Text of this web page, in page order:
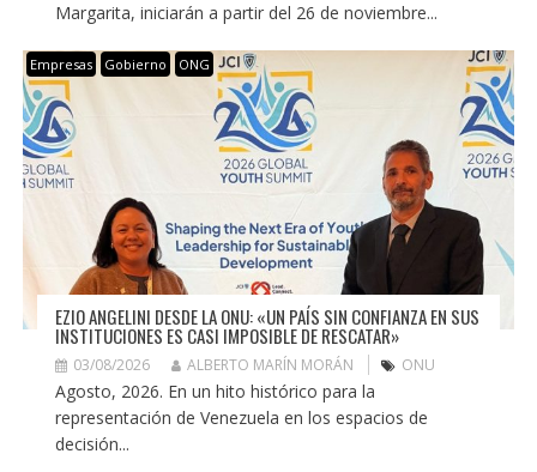
Margarita, iniciarán a partir del 26 de noviembre...
Empresas Gobierno ONG
EZIO ANGELINI DESDE LA ONU: «UN PAÍS SIN CONFIANZA EN SUS
INSTITUCIONES ES CASI IMPOSIBLE DE RESCATAR»
03/08/2026 ALBERTO MARÍN MORÁN ONU
Agosto, 2026. En un hito histórico para la
representación de Venezuela en los espacios de
decisión...